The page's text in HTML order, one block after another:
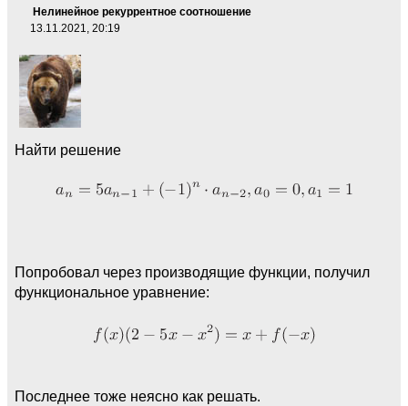
Нелинейное рекуррентное соотношение
13.11.2021, 20:19
Найти решение
Попробовал через производящие функции, получил
функциональное уравнение:
Последнее тоже неясно как решать.